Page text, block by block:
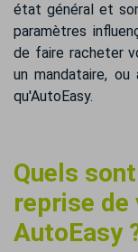
état général et
paramètres
de faire racheter
un mandataire,
qu'AutoEasy.
Quels
reprise de
AutoEasy